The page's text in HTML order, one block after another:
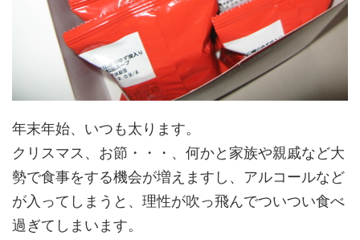
年末年始、いつも太ります。
クリスマス、お節・・・、何かと家族や親戚など大
勢で食事をする機会が増えますし、アルコールなど
が入ってしまうと、理性が吹っ飛んでついつい食べ
過ぎてしまいます。